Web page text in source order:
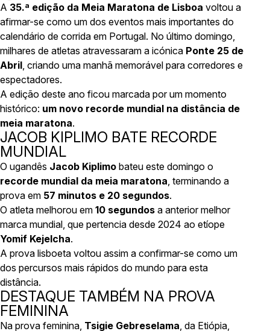
A 35.ª edição da Meia Maratona de Lisboa voltou a
afirmar-se como um dos eventos mais importantes do
calendário de corrida em Portugal. No último domingo,
milhares de atletas atravessaram a icónica Ponte 25 de
Abril, criando uma manhã memorável para corredores e
espectadores.
A edição deste ano ficou marcada por um momento
histórico: um novo recorde mundial na distância de
meia maratona.
JACOB KIPLIMO BATE RECORDE
MUNDIAL
O ugandês Jacob Kiplimo bateu este domingo o
recorde mundial da meia maratona, terminando a
prova em 57 minutos e 20 segundos.
O atleta melhorou em 10 segundos a anterior melhor
marca mundial, que pertencia desde 2024 ao etíope
Yomif Kejelcha.
A prova lisboeta voltou assim a confirmar-se como um
dos percursos mais rápidos do mundo para esta
distância.
DESTAQUE TAMBÉM NA PROVA
FEMININA
Na prova feminina, Tsigie Gebreselama, da Etiópia,